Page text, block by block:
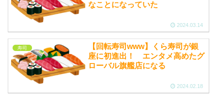
なことになっていた
2024.03.14
寿司
【回転寿司www】くら寿司が銀
座に初進出！ エンタメ高めたグ
ローバル旗艦店になる
2024.02.18